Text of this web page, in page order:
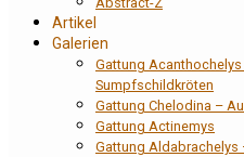
Artikel
Galerien
Gattung
Sumpfschildkröten
Gattung Chelodina –
Gattung Actinemys
Gattung Aldabrachelys